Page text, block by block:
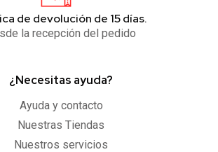
de devolución de 15 días.
la recepción del pedido
¿Necesitas ayuda?
Ayuda y contacto
Nuestras Tiendas
Nuestros servicios